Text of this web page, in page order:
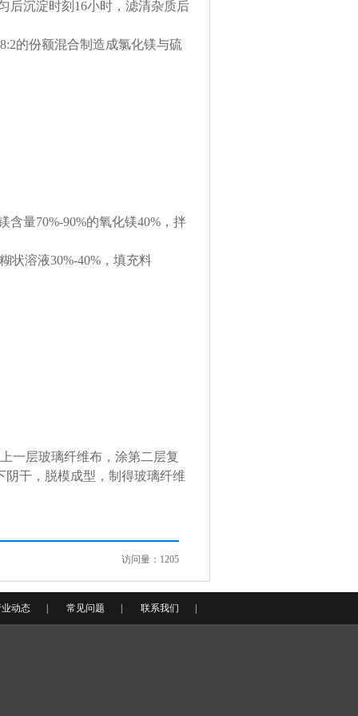
后沉淀时刻16小时，滤清杂质后
的份额混合制造成氯化镁与硫
含量70%-90%的氧化镁40%，拌
状溶液30%-40%，填充料
一层玻璃纤维布，涂第二层复
干，脱模成型，制得玻璃纤维
访问量：1205
动态 常见问题 联系我们